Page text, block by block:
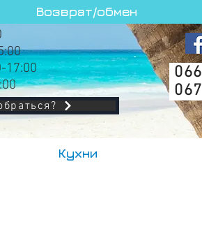
Возврат/обмен
17:00
066
067
Кухни